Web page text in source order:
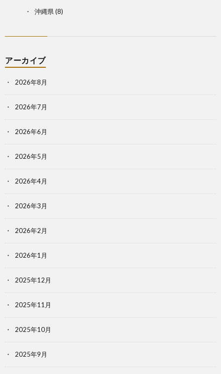
沖縄県(8)
アーカイブ
2026年8月
2026年7月
2026年6月
2026年5月
2026年4月
2026年3月
2026年2月
2026年1月
2025年12月
2025年11月
2025年10月
2025年9月